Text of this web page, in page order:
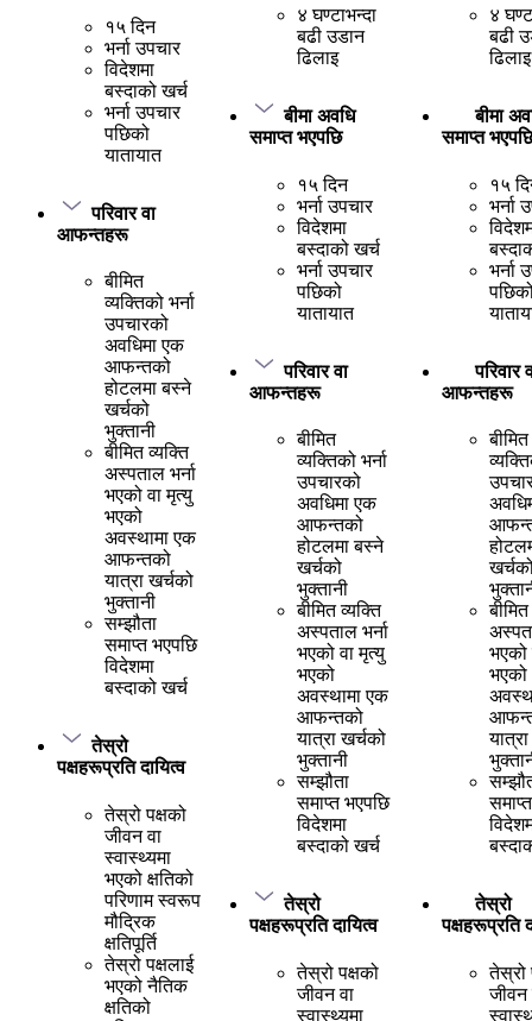
१५ दिन
भर्ना उपचार
विदेशमा
बस्दाको खर्च
भर्ना उपचार
पछिको
यातायात
परिवार वा
आफन्तहरू
बीमित
व्यक्तिको भर्ना
उपचारको
अवधिमा एक
आफन्तको
होटलमा बस्ने
खर्चको
भुक्तानी
बीमित व्यक्ति
अस्पताल भर्ना
भएको वा मृत्यु
भएको
अवस्थामा एक
आफन्तको
यात्रा खर्चको
भुक्तानी
सम्झौता
समाप्त भएपछि
विदेशमा
बस्दाको खर्च
तेस्रो
पक्षहरूप्रति दायित्व
तेस्रो पक्षको
जीवन वा
स्वास्थ्यमा
भएको क्षतिको
परिणाम स्वरूप
मौद्रिक
क्षतिपूर्ति
तेस्रो पक्षलाई
भएको नैतिक
क्षतिको
४ घण्टाभन्दा
बढी उडान
ढिलाइ
बीमा अवधि
समाप्त भएपछि
१५ दिन
भर्ना उपचार
विदेशमा
बस्दाको खर्च
भर्ना उपचार
पछिको
यातायात
परिवार वा
आफन्तहरू
बीमित
व्यक्तिको भर्ना
उपचारको
अवधिमा एक
आफन्तको
होटलमा बस्ने
खर्चको
भुक्तानी
बीमित व्यक्ति
अस्पताल भर्ना
भएको वा मृत्यु
भएको
अवस्थामा एक
आफन्तको
यात्रा खर्चको
भुक्तानी
सम्झौता
समाप्त भएपछि
विदेशमा
बस्दाको खर्च
तेस्रो
पक्षहरूप्रति दायित्व
तेस्रो पक्षको
जीवन वा
स्वास्थ्यमा
४
बढी
ढिलाइ
बीमा
समाप्त
१५
भर्ना
भर्ना
परिवार
आफन्तहरू
बीमित
भएको
भएको
तेस्रो
पक्षहरूप्रति
तेस्रो
जीवन